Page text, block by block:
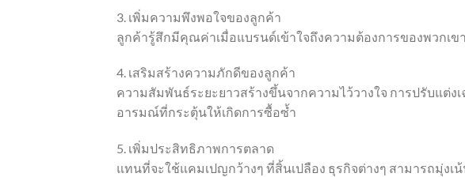
3. เพิ่มความพึงพอใจของลูกค้า
ลูกค้ารู้สึกมีคุณค่าเมื่อแบรนด์เข้าใจถึงความต้องการของพวกเ
4. เสริมสร้างความภักดีของลูกค้า
ความสัมพันธ์ระยะยาวสร้างขึ้นจากความไว้วางใจ การปรับแต่
อารมณ์ที่กระตุ้นให้เกิดการซื้อซ้ำ
5. เพิ่มประสิทธิภาพการตลาด
แทนที่จะใช้แคมเปญกว้างๆ ที่สิ้นเปลือง ธุรกิจต่างๆ สามารถมุ่ง